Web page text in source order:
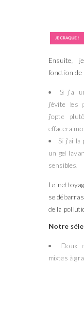
Ensuite,
fonction de
Si j’ai
j’évite les
j’opte
effacera
Si j’ai
un gel
sensibles.
Le
se
de la
Notre
Doux
mixtes à